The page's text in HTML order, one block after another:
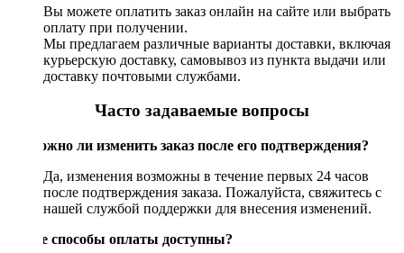
Вы можете оплатить заказ онлайн на сайте или выбрать
оплату при получении.
Мы предлагаем различные варианты доставки, включая
курьерскую доставку, самовывоз из пункта выдачи или
доставку почтовыми службами.
Часто задаваемые вопросы
Возможно ли изменить заказ после его подтверждения?
Да, изменения возможны в течение первых 24 часов
после подтверждения заказа. Пожалуйста, свяжитесь с
нашей службой поддержки для внесения изменений.
Какие способы оплаты доступны?